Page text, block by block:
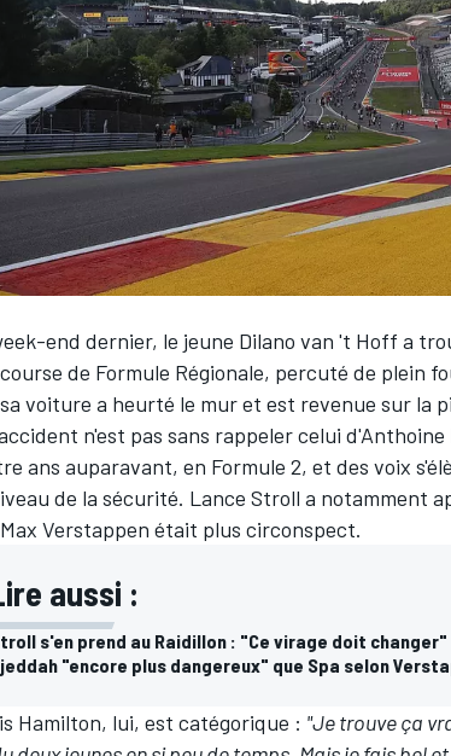
end dernier, le jeune Dilano van 't Hoff a
de Formule Régionale, percuté de plein
voiture a heurté le mur et est revenue sur la
n'est pas sans rappeler celui d'
ans auparavant, en Formule 2, et des voix
de la sécurité. Lance Stroll a notamment
Max Verstappen était plus circonspect.
aussi :
s'en prend au Raidillon : "Ce virage doit changer"
"encore plus dangereux" que Spa selon
Hamilton, lui, est catégorique : "Je trouve ça